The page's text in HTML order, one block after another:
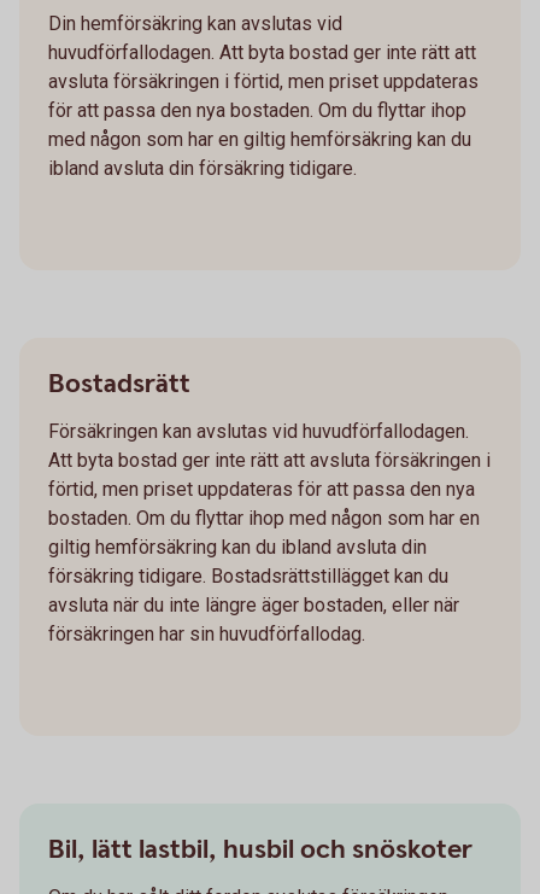
Din hemförsäkring kan avslutas vid
huvudförfallodagen. Att byta bostad ger inte rätt att
avsluta försäkringen i förtid, men priset uppdateras
för att passa den nya bostaden. Om du flyttar ihop
med någon som har en giltig hemförsäkring kan du
ibland avsluta din försäkring tidigare.
Bostadsrätt
Försäkringen kan avslutas vid huvudförfallodagen.
Att byta bostad ger inte rätt att avsluta försäkringen i
förtid, men priset uppdateras för att passa den nya
bostaden. Om du flyttar ihop med någon som har en
giltig hemförsäkring kan du ibland avsluta din
försäkring tidigare. Bostadsrättstillägget kan du
avsluta när du inte längre äger bostaden, eller när
försäkringen har sin huvudförfallodag.
Bil, lätt lastbil, husbil och snöskoter